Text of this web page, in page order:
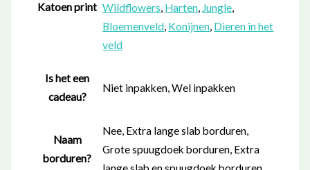
Katoen print Wildflowers, Harten, Jungle,
Bloemenveld, Konijnen, Dieren in het
veld
Is het een
cadeau?
Niet inpakken, Wel inpakken
Naam
borduren?
Nee, Extra lange slab borduren,
Grote spuugdoek borduren, Extra